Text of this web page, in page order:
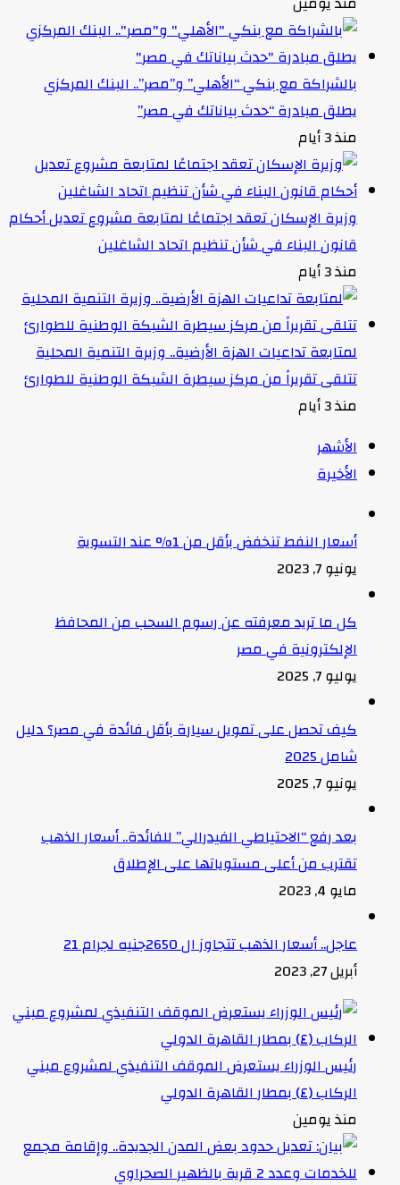
بالشراكة مع بنكي “الأهلي” و”مصر”.. البنك المركزي
يطلق مبادرة “حدث بياناتك في مصر”
منذ 3 أيام
وزيرة الإسكان تعقد اجتماعًا لمتابعة مشروع تعديل أحكام
قانون البناء في شأن تنظيم اتحاد الشاغلين
منذ 3 أيام
لمتابعة تداعيات الهزة الأرضية.. وزيرة التنمية المحلية
تتلقى تقريراً من مركز سيطرة الشبكة الوطنية للطوارئ
منذ 3 أيام
الأشهر
الأخيرة
أسعار النفط تنخفض بأقل من 1% عند التسوية
يونيو 7, 2023
كل ما تريد معرفته عن رسوم السحب من المحافظ
الإلكترونية في مصر
يوليو 7, 2025
كيف تحصل على تمويل سيارة بأقل فائدة في مصر؟ دليل
شامل 2025
يونيو 7, 2025
بعد رفع “الاحتياطي الفيدرالي” للفائدة.. أسعار الذهب
تقترب من أعلى مستوياتها على الإطلاق
مايو 4, 2023
عاجل.. أسعار الذهب تتجاوز ال 2650جنيه لجرام 21
أبريل 27, 2023
رئيس الوزراء يستعرض الموقف التنفيذي لمشروع مبني
الركاب (٤) بمطار القاهرة الدولي
منذ يومين